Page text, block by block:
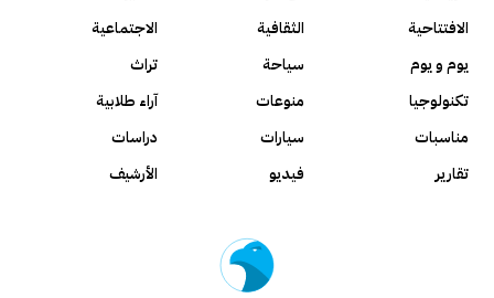
الافتتاحية
الثقافية
الاجتماعية
يوم و يوم
سياحة
تراث
تكنولوجيا
منوعات
آراء طلابية
مناسبات
سيارات
دراسات
تقارير
فيديو الأرشيف